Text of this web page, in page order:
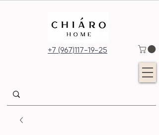
+7 (967)117-19-25